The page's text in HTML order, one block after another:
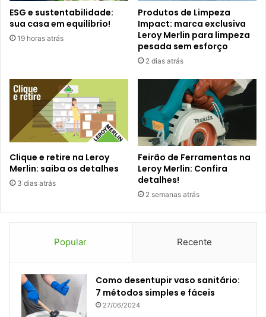
ESG e sustentabilidade:
sua casa em equilíbrio!
19 horas atrás
Produtos de Limpeza
Impact: marca exclusiva
Leroy Merlin para limpeza
pesada sem esforço
2 dias atrás
Clique e retire na Leroy
Merlin: saiba os detalhes
3 dias atrás
Feirão de Ferramentas na
Leroy Merlin: Confira
detalhes!
2 semanas atrás
Popular Recente
Como desentupir vaso sanitário:
7 métodos simples e fáceis
27/06/2024